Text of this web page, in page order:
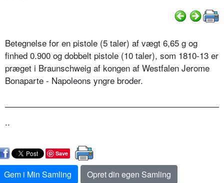
Betegnelse for en pistole (5 taler) af vægt 6,65 g og
finhed 0.900 og dobbelt pistole (10 taler), som 1810-13 er
præget i Braunschweig af kongen af Westfalen Jerome
Bonaparte - Napoleons yngre broder.
..
Save
Gem i Min Samling
Opret din egen Samling